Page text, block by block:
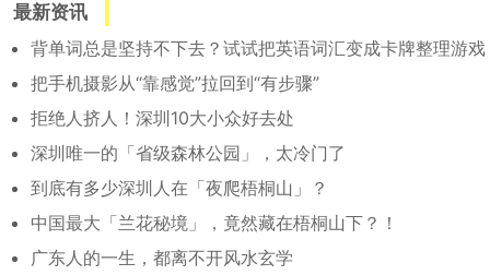
最新资讯
背单词总是坚持不下去？试试把英语词汇变成卡牌整理游戏
把手机摄影从“靠感觉”拉回到“有步骤”
拒绝人挤人！深圳10大小众好去处
深圳唯一的「省级森林公园」，太冷门了
到底有多少深圳人在「夜爬梧桐山」？
中国最大「兰花秘境」，竟然藏在梧桐山下？！
广东人的一生，都离不开风水玄学